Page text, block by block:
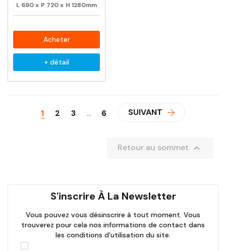
L 690x P 720x H 1280mm
Acheter
+ détail
1 2 3 … 6 SUIVANT
Retour au sommet 
S'inscrire À La Newsletter
Vous pouvez vous désinscrire à tout moment. Vous
trouverez pour cela nos informations de contact dans
les conditions d'utilisation du site.